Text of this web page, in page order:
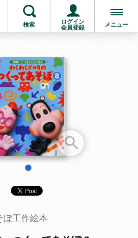
検索
ログイン
会員登録
メニュー
お支払いに進む
にも商品を買う
ぼ工作絵本